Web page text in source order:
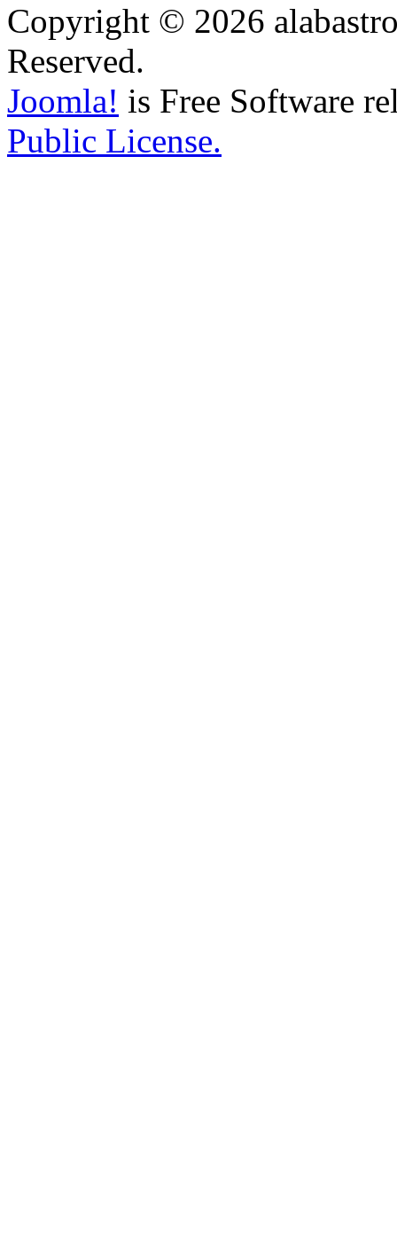
Copyright © 2026
Reserved.
Joomla! is Free Software
Public License.